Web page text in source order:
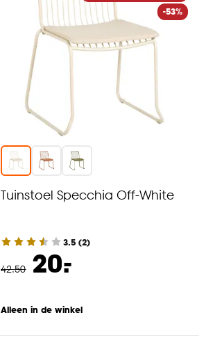
-53%
Tuinstoel Specchia Off-White
3.5 (2)
42.50 20.
-
Alleen in de winkel